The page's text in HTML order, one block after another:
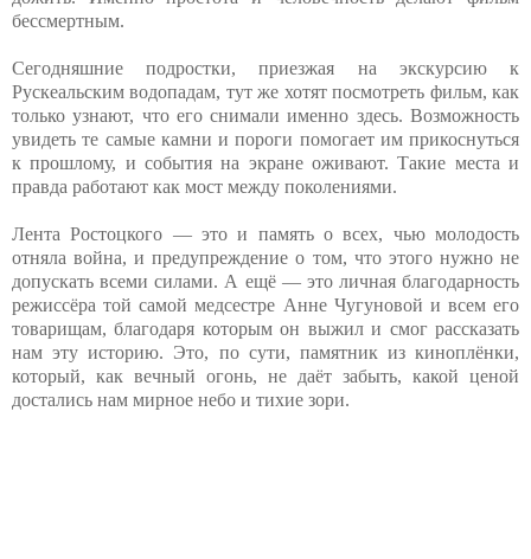
бессмертным.
Сегодняшние подростки, приезжая на экскурсию к
Рускеальским водопадам, тут же хотят посмотреть фильм, как
только узнают, что его снимали именно здесь. Возможность
увидеть те самые камни и пороги помогает им прикоснуться
к прошлому, и события на экране оживают. Такие места и
правда работают как мост между поколениями.
Лента Ростоцкого — это и память о всех, чью молодость
отняла война, и предупреждение о том, что этого нужно не
допускать всеми силами. А ещё — это личная благодарность
режиссёра той самой медсестре Анне Чугуновой и всем его
товарищам, благодаря которым он выжил и смог рассказать
нам эту историю. Это, по сути, памятник из киноплёнки,
который, как вечный огонь, не даёт забыть, какой ценой
достались нам мирное небо и тихие зори.